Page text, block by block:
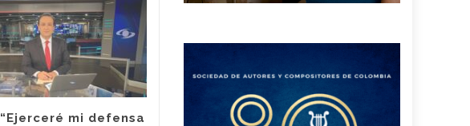
“Ejerceré mi defensa
AGO
¿Hubo
contrataciones en el
Pumarejo? la nueva
agente interventora
habló sobre su